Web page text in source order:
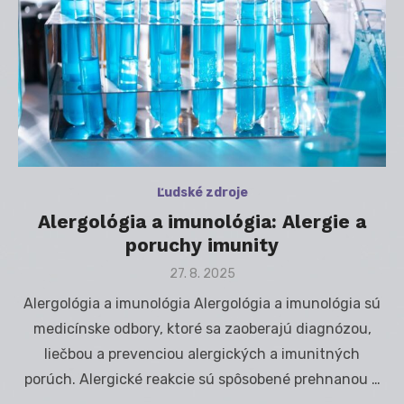
Ľudské zdroje
Alergológia a imunológia: Alergie a
poruchy imunity
Posted
27. 8. 2025
Alergológia a imunológia Alergológia a imunológia sú
medicínske odbory, ktoré sa zaoberajú diagnózou,
liečbou a prevenciou alergických a imunitných
porúch. Alergické reakcie sú spôsobené prehnanou …